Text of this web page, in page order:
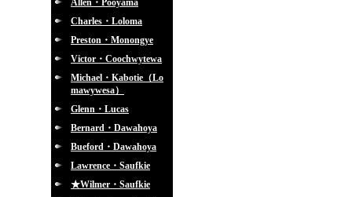
Allen・Pooyama
Charles・Loloma
Preston・Monongye
Victor・Coochwytewa
Michael・Kabotie（Lo
mawywesa）
Glenn・Lucas
Bernard・Dawahoya
Bueford・Dawahoya
Lawrence・Saufkie
★Wilmer・Saufkie